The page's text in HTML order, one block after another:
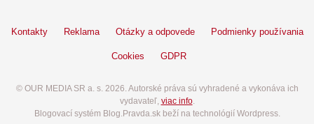
Kontakty Reklama Otázky a odpovede Podmienky používania
Cookies GDPR
© OUR MEDIA SR a. s. 2026. Autorské práva sú vyhradené a vykonáva ich
vydavateľ, viac info.
Blogovací systém Blog.Pravda.sk beží na technológií Wordpress.